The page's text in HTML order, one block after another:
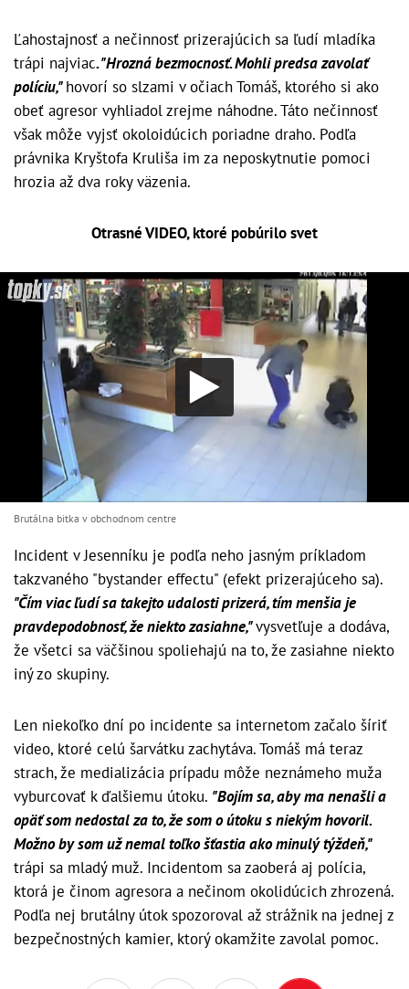
Ľahostajnosť a nečinnosť prizerajúcich sa ľudí mladíka
trápi najviac. "Hrozná bezmocnosť. Mohli predsa zavolať
políciu,"hovorí so slzami v očiach Tomáš, ktorého si ako
obeť agresor vyhliadol zrejme náhodne. Táto nečinnosť
však môže vyjsť okoloidúcich poriadne draho. Podľa
právnika Kryštofa Kruliša im za neposkytnutie pomoci
hrozia až dva roky väzenia.
Otrasné VIDEO, ktoré pobúrilo svet
Brutálna bitka v obchodnom centre
Incident v Jesenníku je podľa neho jasným príkladom
takzvaného "bystander effectu" (efekt prizerajúceho sa).
"Čím viac ľudí sa takejto udalosti prizerá, tím menšia je
pravdepodobnosť, že niekto zasiahne,"vysvetľuje a dodáva,
že všetci sa väčšinou spoliehajú na to, že zasiahne niekto
iný zo skupiny.
Len niekoľko dní po incidente sa internetom začalo šíriť
video, ktoré celú šarvátku zachytáva. Tomáš má teraz
strach, že medializácia prípadu môže neznámeho muža
vyburcovať k ďalšiemu útoku. "Bojím sa, aby ma nenašli a
opäť som nedostal za to, že som o útoku s niekým hovoril.
Možno by som už nemal toľko šťastia ako minulý týždeň,"
trápi sa mladý muž. Incidentom sa zaoberá aj polícia,
ktorá je činom agresora a nečinom okolidúcich zhrozená.
Podľa nej brutálny útok spozoroval až strážnik na jednej z
bezpečnostných kamier, ktorý okamžite zavolal pomoc.